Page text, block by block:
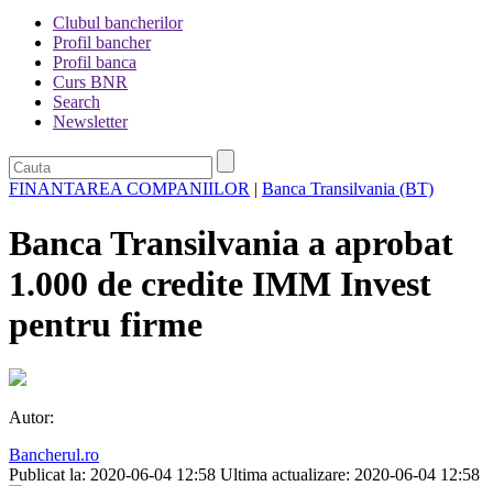
Clubul bancherilor
Profil bancher
Profil banca
Curs BNR
Search
Newsletter
FINANTAREA COMPANIILOR | Banca Transilvania (BT)
Banca Transilvania a aprobat
1.000 de credite IMM Invest
pentru firme
Autor:
Bancherul.ro
Publicat la: 2020-06-04 12:58 Ultima actualizare: 2020-06-04 12:58